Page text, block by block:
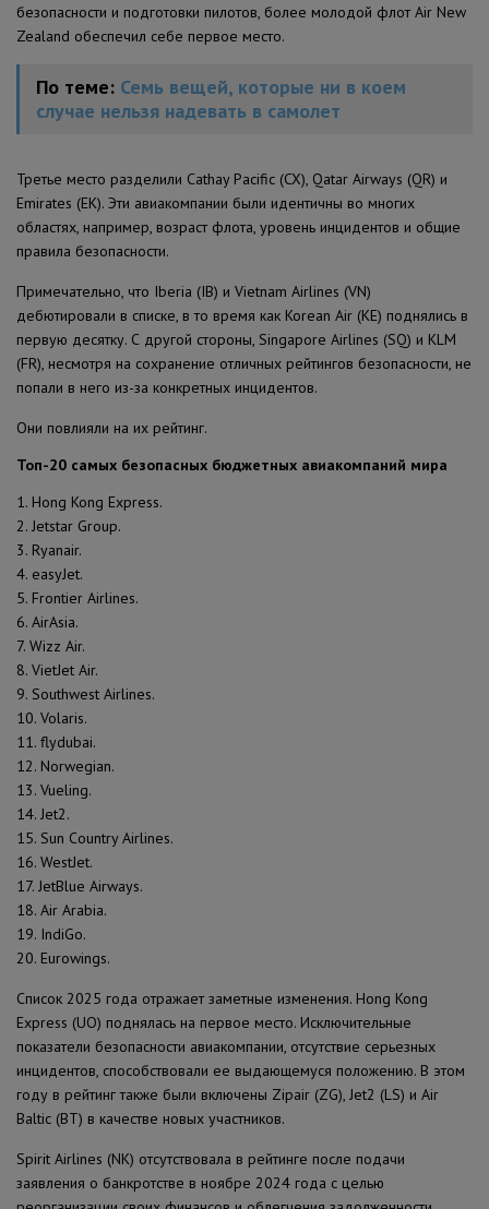
безопасности и подготовки пилотов, более молодой флот Air New
Zealand обеспечил себе первое место.
По теме: Семь вещей, которые ни в коем
случае нельзя надевать в самолет
Третье место разделили Cathay Pacific (CX), Qatar Airways (QR) и
Emirates (EK). Эти авиакомпании были идентичны во многих
областях, например, возраст флота, уровень инцидентов и общие
правила безопасности.
Примечательно, что Iberia (IB) и Vietnam Airlines (VN)
дебютировали в списке, в то время как Korean Air (KE) поднялись в
первую десятку. С другой стороны, Singapore Airlines (SQ) и KLM
(FR), несмотря на сохранение отличных рейтингов безопасности, не
попали в него из-за конкретных инцидентов.
Они повлияли на их рейтинг.
Топ-20 самых безопасных бюджетных авиакомпаний мира
1. Hong Kong Express.
2. Jetstar Group.
3. Ryanair.
4. easyJet.
5. Frontier Airlines.
6. AirAsia.
7. Wizz Air.
8. VietJet Air.
9. Southwest Airlines.
10. Volaris.
11. flydubai.
12. Norwegian.
13. Vueling.
14. Jet2.
15. Sun Country Airlines.
16. WestJet.
17. JetBlue Airways.
18. Air Arabia.
19. IndiGo.
20. Eurowings.
Список 2025 года отражает заметные изменения. Hong Kong
Express (UO) поднялась на первое место. Исключительные
показатели безопасности авиакомпании, отсутствие серьезных
инцидентов, способствовали ее выдающемуся положению. В этом
году в рейтинг также были включены Zipair (ZG), Jet2 (LS) и Air
Baltic (BT) в качестве новых участников.
Spirit Airlines (NK) отсутствовала в рейтинге после подачи
заявления о банкротстве в ноябре 2024 года с целью